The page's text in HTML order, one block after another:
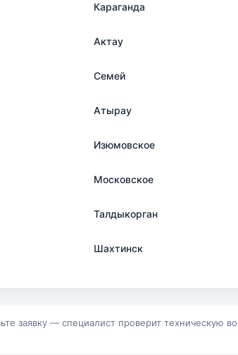
Караганда
Актау
Семей
Атырау
Изюмовское
Московское
Талдыкорган
Шахтинск
заявку — специалист проверит техническую